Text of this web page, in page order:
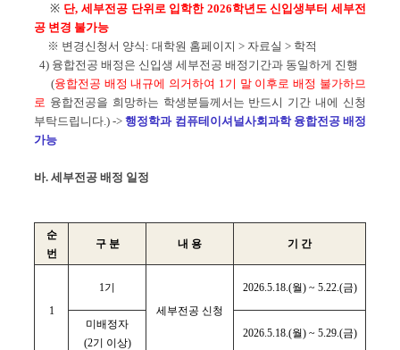
※ 단, 세부전공 단위로 입학한 2026학년도 신입생부터 세부전
공 변경 불가능
※ 변경 신청서 양식: 대학원 홈페이지 > 자료실 > 학적
4) 융합전공 배정은 신입생 세부전공 배정기간과 동일하게 진행
(융합전공 배정 내규에 의거하여 1기 말 이후로 배정 불가하므
로 융합전공을 희망하는 학생분들께서는 반드시 기간 내에 신청
부탁드립니다.) ->행정학과 컴퓨테이셔널사회과학 융합전공 배정
가능
바. 세부전공 배정 일정
순
번
구 분 내 용 기 간
1
1기
세부전공 신청
2026.5.18.(월) ~ 5.22.(금)
미배정자
(2기 이상)
2026.5.18.(월) ~ 5.29.(금)